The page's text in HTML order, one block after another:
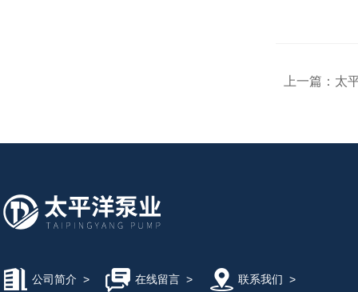
上一篇： 太
公司简介 > 在线留言> 联系我们 >